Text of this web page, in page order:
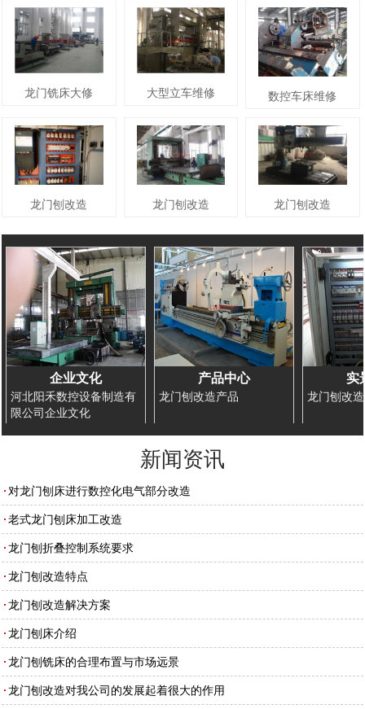
龙门铣床大修 大型立车维修 数控车床维修
龙门刨改造 龙门刨改造 龙门刨改造
企业文化
河北阳禾数控设备制造有
限公司企业文化
产品中心
龙门刨改造产品
实
龙门刨改
新闻资讯
对龙门刨床进行数控化电气部分改造
老式龙门刨床加工改造
龙门刨折叠控制系统要求
龙门刨改造特点
龙门刨改造解决方案
龙门刨床介绍
龙门刨铣床的合理布置与市场远景
龙门刨改造对我公司的发展起着很大的作用